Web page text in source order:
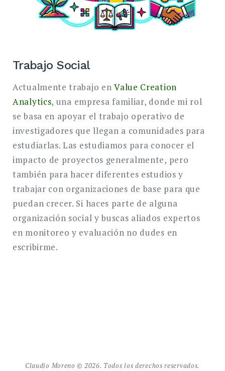
Trabajo Social
Actualmente trabajo enValue Creation
Analytics, una empresa familiar, donde mi rol
se basa en apoyar el trabajo operativo de
investigadores que llegan a comunidades para
estudiarlas. Las estudiamos para conocer el
impacto de proyectos generalmente, pero
también para hacer diferentes estudios y
trabajar con organizaciones de base para que
puedan crecer. Si haces parte de alguna
organización social y buscas aliados expertos
en monitoreo y evaluación no dudes en
escribirme.
Claudio Moreno © 2026. Todos los derechos reservados.